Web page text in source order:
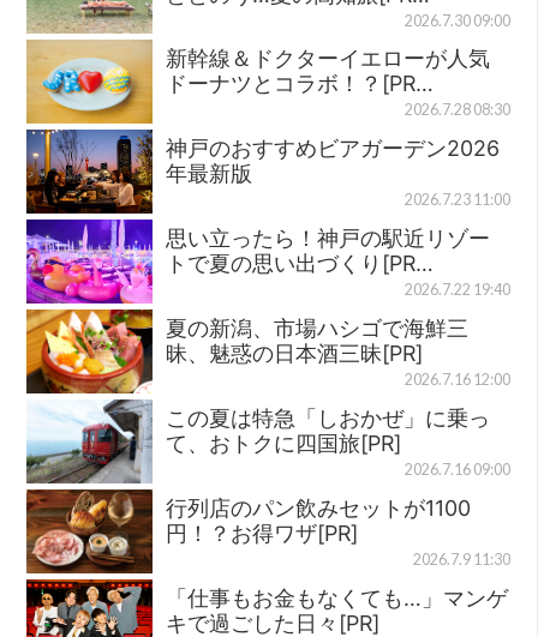
2026.7.30 09:00
新幹線＆ドクターイエローが人気
ドーナツとコラボ！？[PR…
2026.7.28 08:30
神戸のおすすめビアガーデン2026
年最新版
2026.7.23 11:00
思い立ったら！神戸の駅近リゾー
トで夏の思い出づくり[PR…
2026.7.22 19:40
夏の新潟、市場ハシゴで海鮮三
昧、魅惑の日本酒三昧[PR]
2026.7.16 12:00
この夏は特急「しおかぜ」に乗っ
て、おトクに四国旅[PR]
2026.7.16 09:00
行列店のパン飲みセットが1100
円！？お得ワザ[PR]
2026.7.9 11:30
「仕事もお金もなくても…」マンゲ
キで過ごした日々[PR]